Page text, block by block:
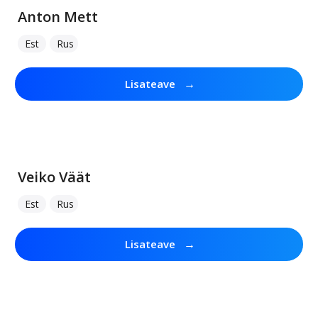
Anton Mett
Est Rus
Lisateave →
Veiko Väät
Est Rus
Lisateave →